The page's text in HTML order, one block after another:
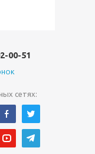
00-51
сетях: